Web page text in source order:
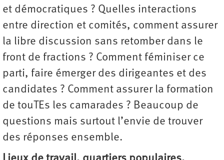
et démocratiques ? Quelles interactions
entre direction et comités, comment assurer
la libre discussion sans retomber dans le
front de fractions ? Comment féminiser ce
parti, faire émerger des dirigeantes et des
candidates ? Comment assurer la formation
de touTEs les camarades ? Beaucoup de
questions mais surtout l’envie de trouver
des réponses ensemble.